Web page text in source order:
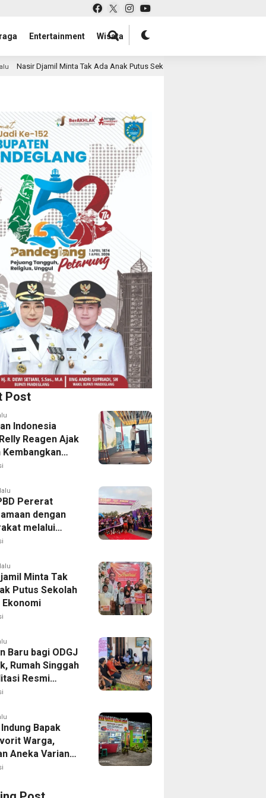
Entertainment Wisata
Anak Putus Sekolah Karena Ekonomi
Post
Indonesia
Reagen Ajak
Kembangkan
Pererat
dengan
melalui
Run 2026
Minta Tak
Putus Sekolah
Ekonomi
Baru bagi ODGJ
Rumah Singgah
Resmi
Bapak
Warga,
Aneka Varian
Muda